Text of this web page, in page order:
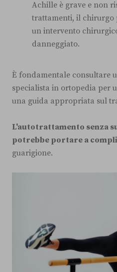
Achille è grave e non
trattamenti, il chirurgo
un intervento
danneggiato.
È fondamentale consultare
specialista in ortopedia per
una guida appropriata sul
L'autotrattamento senza
potrebbe portare a
guarigione.